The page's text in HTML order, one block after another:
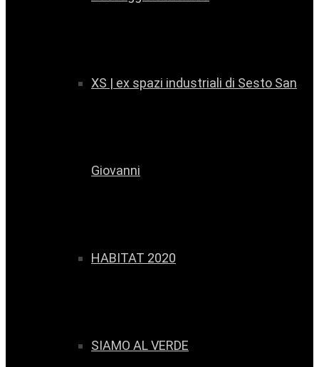
XS | ex spazi industriali di Sesto San
Giovanni
HABITAT 2020
SIAMO AL VERDE